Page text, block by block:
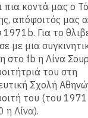
πια κοντά μας ο
απόφοιτός μας
1971b. Για το
με μια
στο fb η Λίνα
του στη
Σχολή
του (του
η Λίνα).